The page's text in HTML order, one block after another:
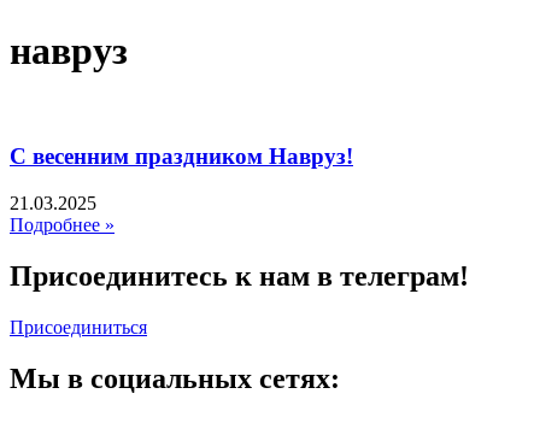
навруз
С весенним праздником Навруз!
21.03.2025
Подробнее »
Присоединитесь к нам в телеграм!
Присоединиться
Мы в социальных сетях: